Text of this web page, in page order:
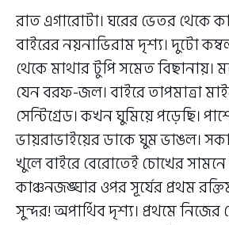
রাত এগারোটা। ঘরের ভেতর থেকে
বাইরের নয়নাভিরাম দৃশ্য। দুটো
থেকে মাথার টুপি সমেত বিছানায়।
যেন বরফ-জল। বাইরে তাপমাত্রা
সেন্টিগ্রেড। কখন ঘুমিয়ে পড়েছি।
ভায়রাভাইয়ের ডাকে ঘুম ভাঙল।
খুলে বাইরে বেরোতেই চোখের সামনে
কাঞ্চনজঙ্ঘার ওপর সূর্যের প্রথম
সুন্দর! অপার্থিব দৃশ্য। প্রথমে নিজের